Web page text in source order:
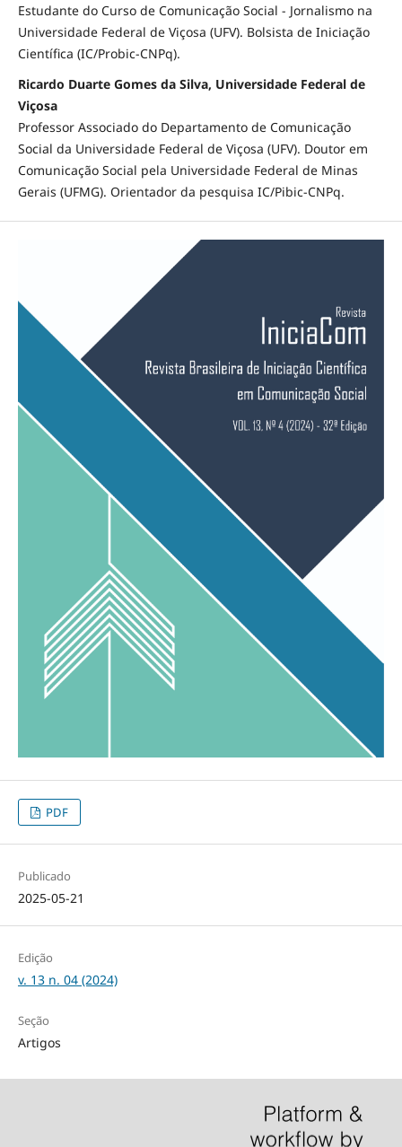
Estudante do Curso de Comunicação Social - Jornalismo na
Universidade Federal de Viçosa (UFV). Bolsista de Iniciação
Científica (IC/Probic-CNPq).
Ricardo Duarte Gomes da Silva, Universidade Federal de
Viçosa
Professor Associado do Departamento de Comunicação
Social da Universidade Federal de Viçosa (UFV). Doutor em
Comunicação Social pela Universidade Federal de Minas
Gerais (UFMG). Orientador da pesquisa IC/Pibic-CNPq.
PDF
Publicado
2025-05-21
Edição
v. 13 n. 04 (2024)
Seção
Artigos